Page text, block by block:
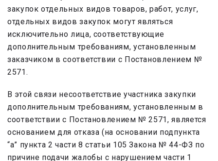
закупок отдельных видов товаров, работ, услуг,
отдельных видов закупок могут являться
исключительно лица, соответствующие
дополнительным требованиям, установленным
заказчиком в соответствии с Постановлением №
2571.
В этой связи несоответствие участника закупки
дополнительным требованиям, установленным в
соответствии с Постановлением № 2571, является
основанием для отказа (на основании подпункта
“а” пункта 2 части 8 статьи 105 Закона № 44-ФЗ по
причине подачи жалобы с нарушением части 1